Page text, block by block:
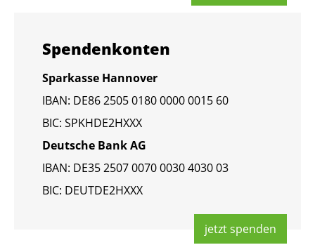
Spen­den­kon­ten
Spar­kas­se Han­no­ver
IBAN: DE86 2505 0180 0000 0015 60
BIC: SPKHDE2HXXX
Deut­sche Bank AG
IBAN: DE35 2507 0070 0030 4030 03
BIC: DEUT­DE2HXXX
jetzt spen­den